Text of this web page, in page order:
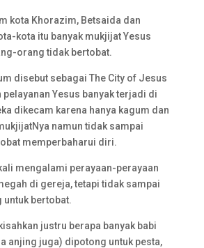
kota Khorazim, Betsaida dan
kota itu banyak mukjijat Yesus
orang tidak bertobat.
disebut sebagai The City of Jesus
pelayanan Yesus banyak terjadi di
dikecam karena hanya kagum dan
namun tidak sampai
memperbaharui diri.
mengalami perayaan-perayaan
di gereja, tetapi tidak sampai
bertobat.
justru berapa banyak babi
anjing juga) dipotong untuk pesta,